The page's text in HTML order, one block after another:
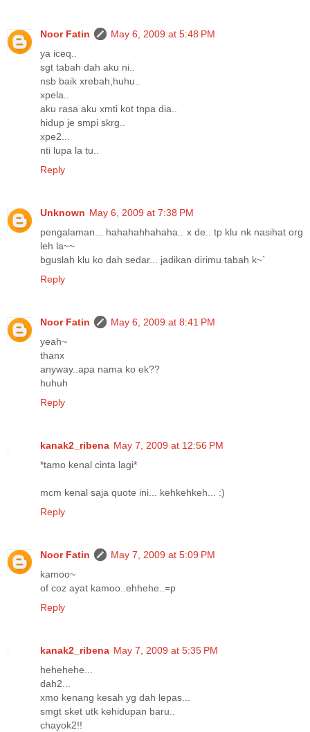
Noor Fatin
May 6, 2009 at 5:48 PM
ya iceq..
sgt tabah dah aku ni..
nsb baik xrebah,huhu..
xpela..
aku rasa aku xmti kot tnpa dia..
hidup je smpi skrg..
xpe2...
nti lupa la tu..
Reply
Unknown May 6, 2009 at 7:38 PM
pengalaman... hahahahhahaha.. x de.. tp klu nk nasihat org
leh la~~
bguslah klu ko dah sedar... jadikan dirimu tabah k~`
Reply
Noor Fatin
May 6, 2009 at 8:41 PM
yeah~
thanx
anyway..apa nama ko ek??
huhuh
Reply
kanak2_ribena May 7, 2009 at 12:56 PM
*tamo kenal cinta lagi*
mcm kenal saja quote ini... kehkehkeh... :)
Reply
Noor Fatin
May 7, 2009 at 5:09 PM
kamoo~
of coz ayat kamoo..ehhehe..=p
Reply
kanak2_ribena May 7, 2009 at 5:35 PM
hehehehe...
dah2...
xmo kenang kesah yg dah lepas...
smgt sket utk kehidupan baru..
chayok2!!